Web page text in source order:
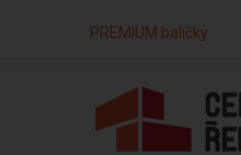
PREMIUM balíčky